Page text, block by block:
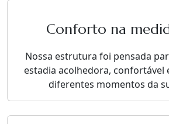
Conforto na
Nossa estrutura foi pensada
estadia acolhedora, confortável
diferentes momentos da